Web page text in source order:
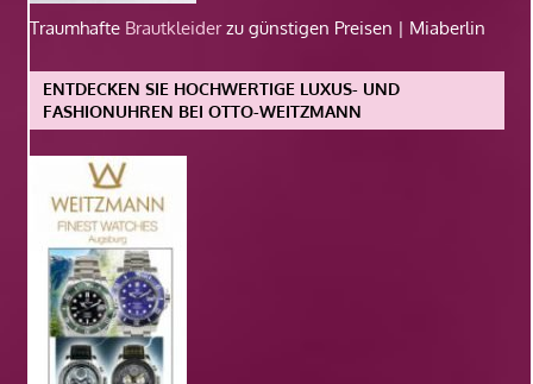
Traumhafte Brautkleiderzu günstigen Preisen | Miaberlin
ENTDECKEN SIE HOCHWERTIGE LUXUS- UND
FASHIONUHREN BEI OTTO-WEITZMANN